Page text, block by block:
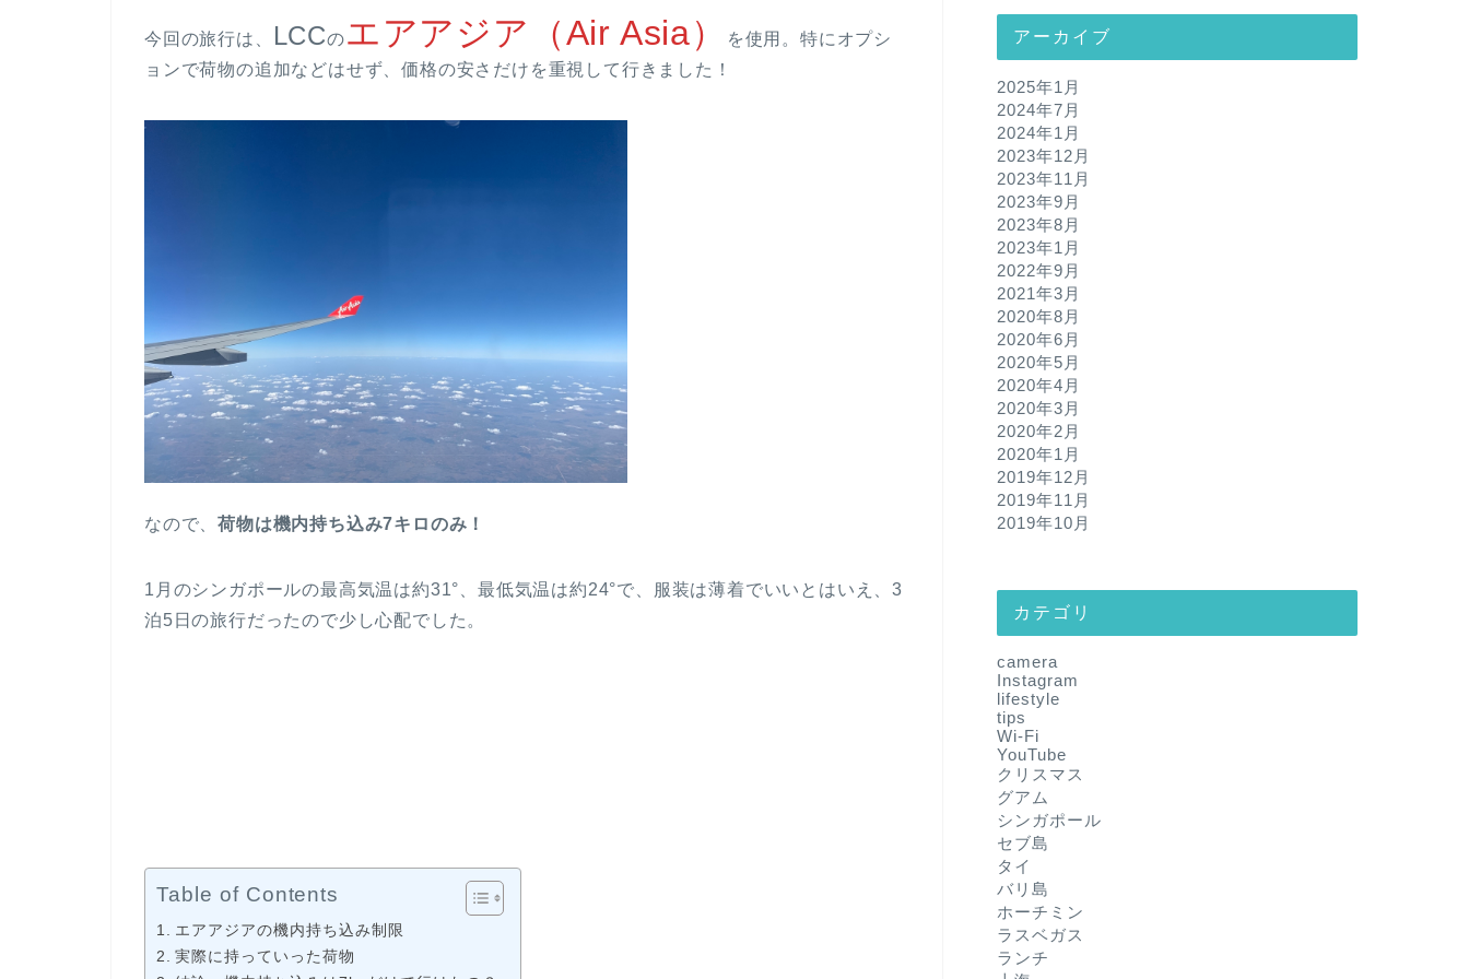
今回の旅行は、 LCCのエアアジア（Air Asia）
を使用。特にオプシ
ョンで荷物の追加などはせず、価格の安さだけを重視して行きました！
なので、荷物は機内持ち込み7キロのみ！
1月のシンガポールの最高気温は約31°、最低気温は約24°で、服装は薄着でいいとはいえ、3
泊5日の旅行だったので少し心配でした。
Table of Contents
エアアジアの機内持ち込み制限
実際に持っていった荷物
アーカイブ
2025年1月
2024年7月
2024年1月
2023年12月
2023年11月
2023年9月
2023年8月
2023年1月
2022年9月
2021年3月
2020年8月
2020年6月
2020年5月
2020年4月
2020年3月
2020年2月
2020年1月
2019年12月
2019年11月
2019年10月
カテゴリ
camera
Instagram
lifestyle
tips
Wi-Fi
YouTube
クリスマス
グアム
シンガポール
セブ島
タイ
バリ島
ホーチミン
ラスベガス
ランチ